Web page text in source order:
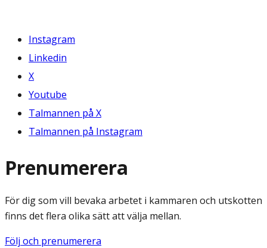
Instagram
Linkedin
X
Youtube
Talmannen på X
Talmannen på Instagram
Prenumerera
För dig som vill bevaka arbetet i kammaren och utskotten
finns det flera olika sätt att välja mellan.
Följ och prenumerera